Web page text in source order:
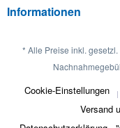
Informationen
* Alle Preise inkl.
Cookie-Einstellungen
Versand